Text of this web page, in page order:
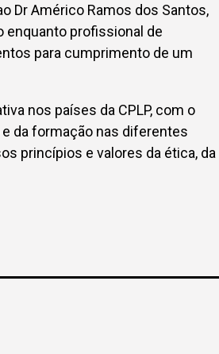
Dr Américo Ramos dos Santos,
enquanto profissional de
para cumprimento de um
nos países da CPLP, com o
da formação nas diferentes
princípios e valores da ética, da